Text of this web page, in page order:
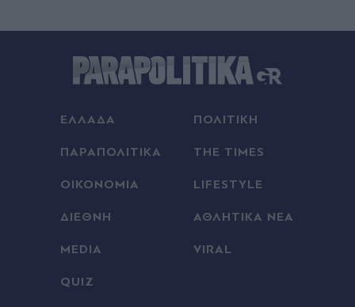
ΕΛΛΑΔΑ ΠΟΛΙΤΙΚΗ
ΠΑΡΑΠΟΛΙΤΙΚΑ THE TIMES
ΟΙΚΟΝΟΜΙΑ LIFESTYLE
ΔΙΕΘΝΗ ΑΘΛΗΤΙΚΑ ΝΕΑ
MEDIA VIRAL
QUIZ